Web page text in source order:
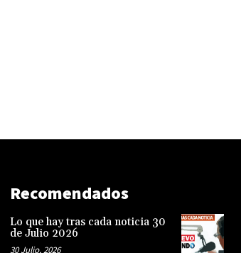
Recomendados
Lo que hay tras cada noticia 30
de Julio 2026
30 Julio, 2026